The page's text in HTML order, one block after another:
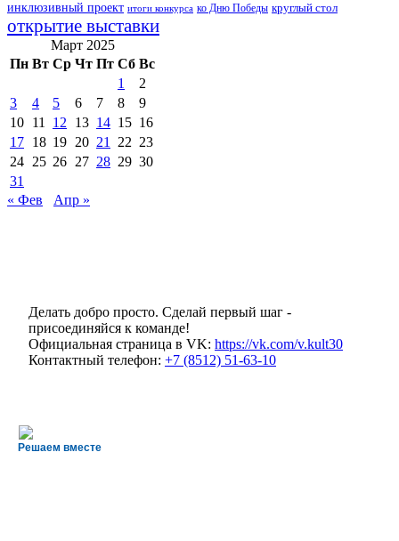
инклюзивный проект итоги конкурса ко Дню Победы круглый стол
открытие выставки
Март 2025
Пн Вт Ср Чт Пт Сб Вс
1
2
3
4 5 6 7 8
9
10 11 12 13 14 15 16
17 18 19 20 21 22 23
24 25 26 27 28 29 30
31
« Фев
Апр »
Делать добро просто. Сделай первый шаг -
присоединяйся к команде!
Официальная страница в VK: https://vk.com/v.kult30
Контактный телефон: +7 (8512) 51-63-10
Решаем вместе